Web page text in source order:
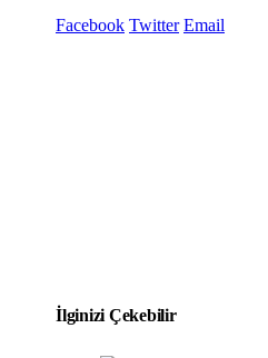
Facebook Twitter Email
İlginizi Çekebilir